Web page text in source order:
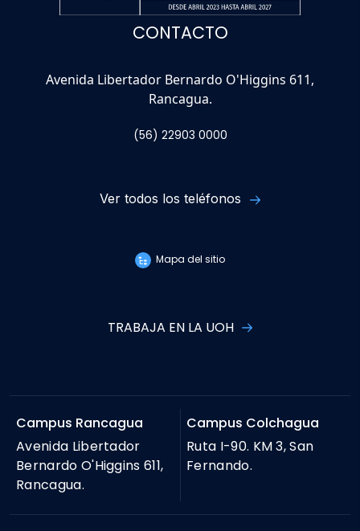
CONTACTO
Avenida Libertador Bernardo O'Higgins 611,
Rancagua.
(56) 22903 0000
Ver todos los teléfonos
Mapa del sitio
TRABAJA EN LA UOH
Campus Rancagua
Avenida Libertador
Bernardo O'Higgins 611,
Rancagua.
Campus Colchagua
Ruta I-90. KM 3, San
Fernando.